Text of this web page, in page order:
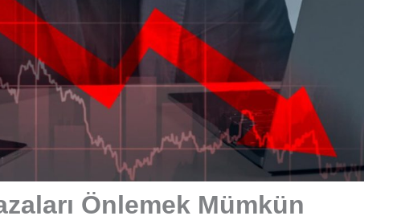
Önlemek Mümkün